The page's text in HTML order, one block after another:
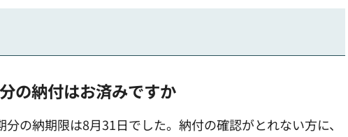
の納付はお済みですか
の納期限は8月31日でした。納付の確認がとれない方に、